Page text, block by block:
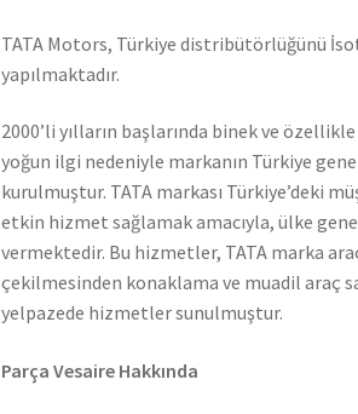
TATA Motors, Türkiye distribütörlüğünü
yapılmaktadır.
2000’li yılların başlarında binek ve
yoğun ilgi nedeniyle markanın Türkiye
kurulmuştur. TATA markası Türkiye’deki
etkin hizmet sağlamak amacıyla, ülke
vermektedir. Bu hizmetler, TATA marka
çekilmesinden konaklama ve muadil araç
yelpazede hizmetler sunulmuştur.
Parça Vesaire Hakkında